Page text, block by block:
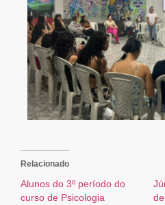
Relacionado
Alunos do 3º período do
curso de Psicologia